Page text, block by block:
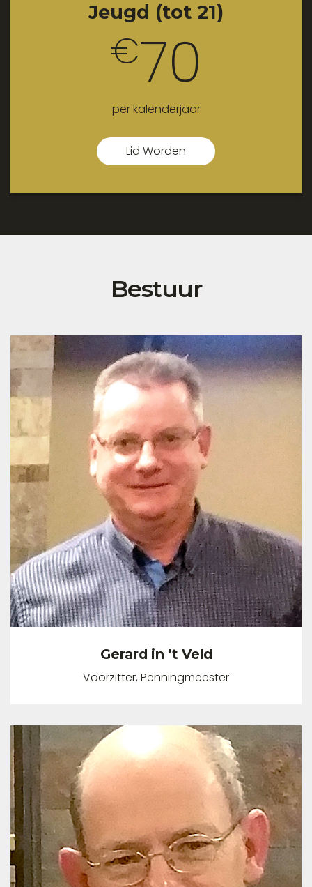
Jeugd (tot 21)
€70
per kalenderjaar
Lid Worden
Bestuur
Gerard in ’t Veld
Voorzitter, Penningmeester